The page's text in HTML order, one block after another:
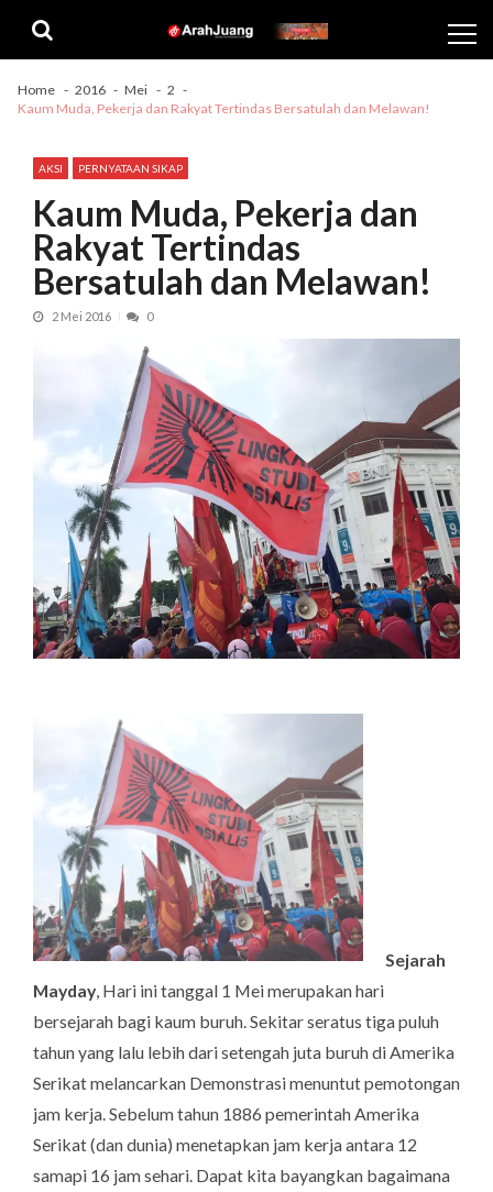
navigation
content
Home 2016 Mei
2
Kaum Muda, Pekerja dan Rakyat Tertindas Bersatulah dan Melawan!
AKSI PERNYATAAN SIKAP
Kaum Muda, Pekerja dan
Rakyat Tertindas
Bersatulah dan Melawan!
2 Mei 2016 0
Sejarah
Mayday, Hari ini tanggal 1 Mei merupakan hari
bersejarah bagi kaum buruh. Sekitar seratus tiga puluh
tahun yang lalu lebih dari setengah juta buruh di Amerika
Serikat melancarkan Demonstrasi menuntut pemotongan
jam kerja. Sebelum tahun 1886 pemerintah Amerika
Serikat (dan dunia) menetapkan jam kerja antara 12
samapi 16 jam sehari. Dapat kita bayangkan bagaimana